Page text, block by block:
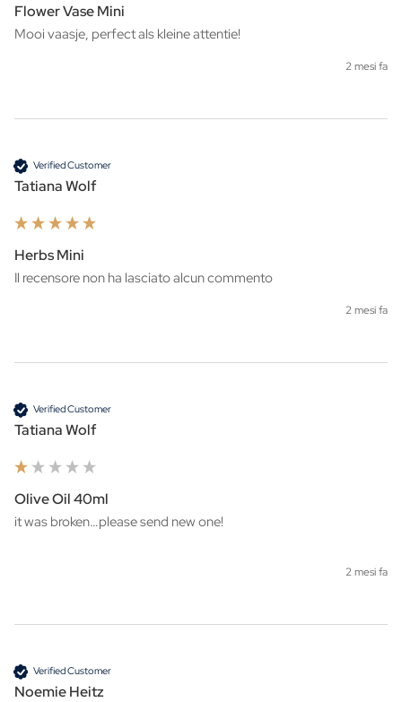
Flower Vase Mini
Mooi vaasje, perfect als kleine attentie!
2 mesi fa
Verified Customer
Tatiana Wolf
Herbs Mini
Il recensore non ha lasciato alcun commento
2 mesi fa
Verified Customer
Tatiana Wolf
Olive Oil 40ml
it was broken…please send new one!
2 mesi fa
Verified Customer
Noemie Heitz